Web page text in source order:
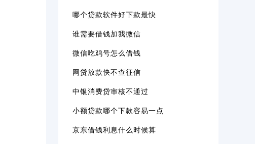
哪个贷款软件好下款最快
谁需要借钱加我微信
微信吃鸡号怎么借钱
网贷放款快不查征信
中银消费贷审核不通过
小额贷款哪个下款容易一点
京东借钱利息什么时候算